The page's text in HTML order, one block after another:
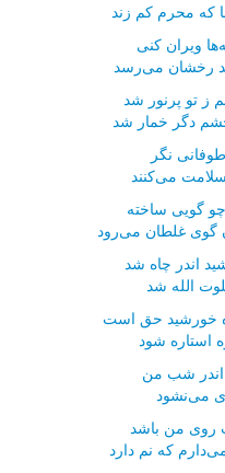
كه محرم كم زند
ویران كنی
رخشان می‌رسد
ز تو پرنور شد
دگر خمار شد
نگر
می‌كنند
گویی ساخته
گوی غلطان می‌رود
اندر چاه شد
الله شد
خورشید حق است
شود
اندر شب من
می‌نشود
روی من باشد
كه نم دارد